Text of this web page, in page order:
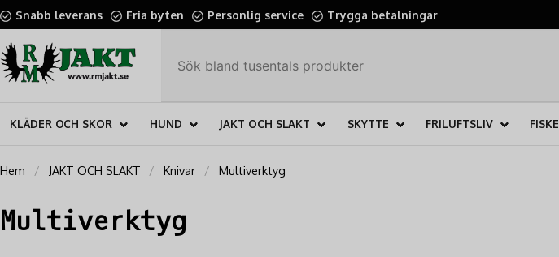
Snabb leverans Fria byten Personlig service Trygga betalningar
KLÄDER OCH SKOR HUND JAKT OCH SLAKT SKYTTE FRILUFTSLIV FISKE
Hem JAKT OCH SLAKT Knivar Multiverktyg
Multiverktyg